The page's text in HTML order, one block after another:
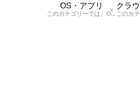
OS・アプリ
このカテゴリーでは、OSに関する情報を記載しています。